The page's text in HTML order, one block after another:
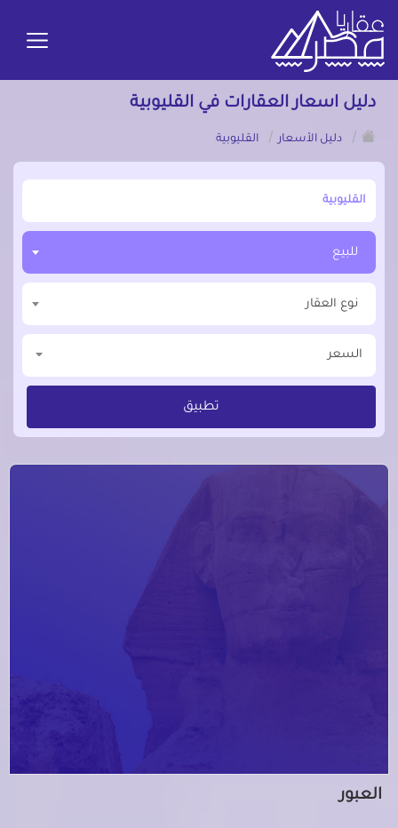
دليل اسعار العقارات في القليوبية
/
دليل الأسعار / القليوبية
أبحث عن مدينة, محافظة, حي
للبيع
نوع العقار
السعر
تطبيق
العبور